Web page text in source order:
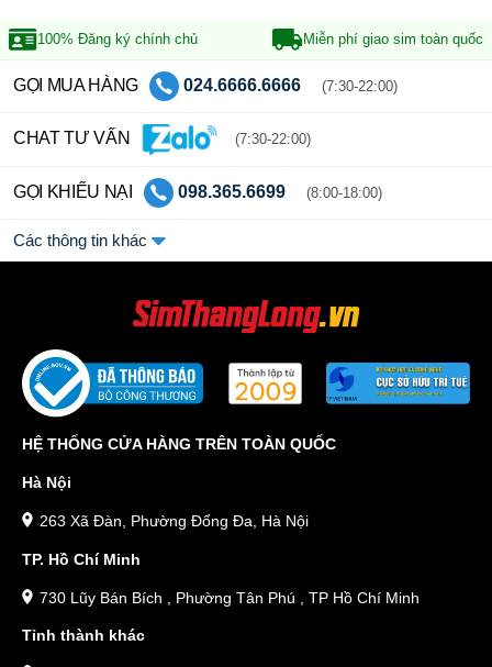
100% Đăng ký chính chủ Miễn phí giao sim toàn quốc
GỌI MUA HÀNG 024.6666.6666 (7:30-22:00)
CHAT TƯ VẤN (7:30-22:00)
GỌI KHIẾU NẠI 098.365.6699 (8:00-18:00)
Các thông tin khác
HỆ THỐNG CỬA HÀNG TRÊN TOÀN QUỐC
Hà Nội
263 Xã Đàn, Phường Đống Đa, Hà Nội
TP. Hồ Chí Minh
730 Lũy Bán Bích , Phường Tân Phú , TP Hồ Chí Minh
Tỉnh thành khác